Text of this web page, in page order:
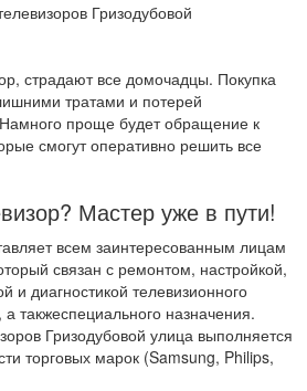
страдают все домочадцы. Покупка
тратами и потерей
проще будет обращение к
смогут оперативно решить все
Мастер уже в пути!
всем заинтересованным лицам
связан с ремонтом, настройкой,
и диагностикой телевизионного
такжеспециального назначения.
Гризодубовой улица выполняется
торговых марок (Samsung, Philips,